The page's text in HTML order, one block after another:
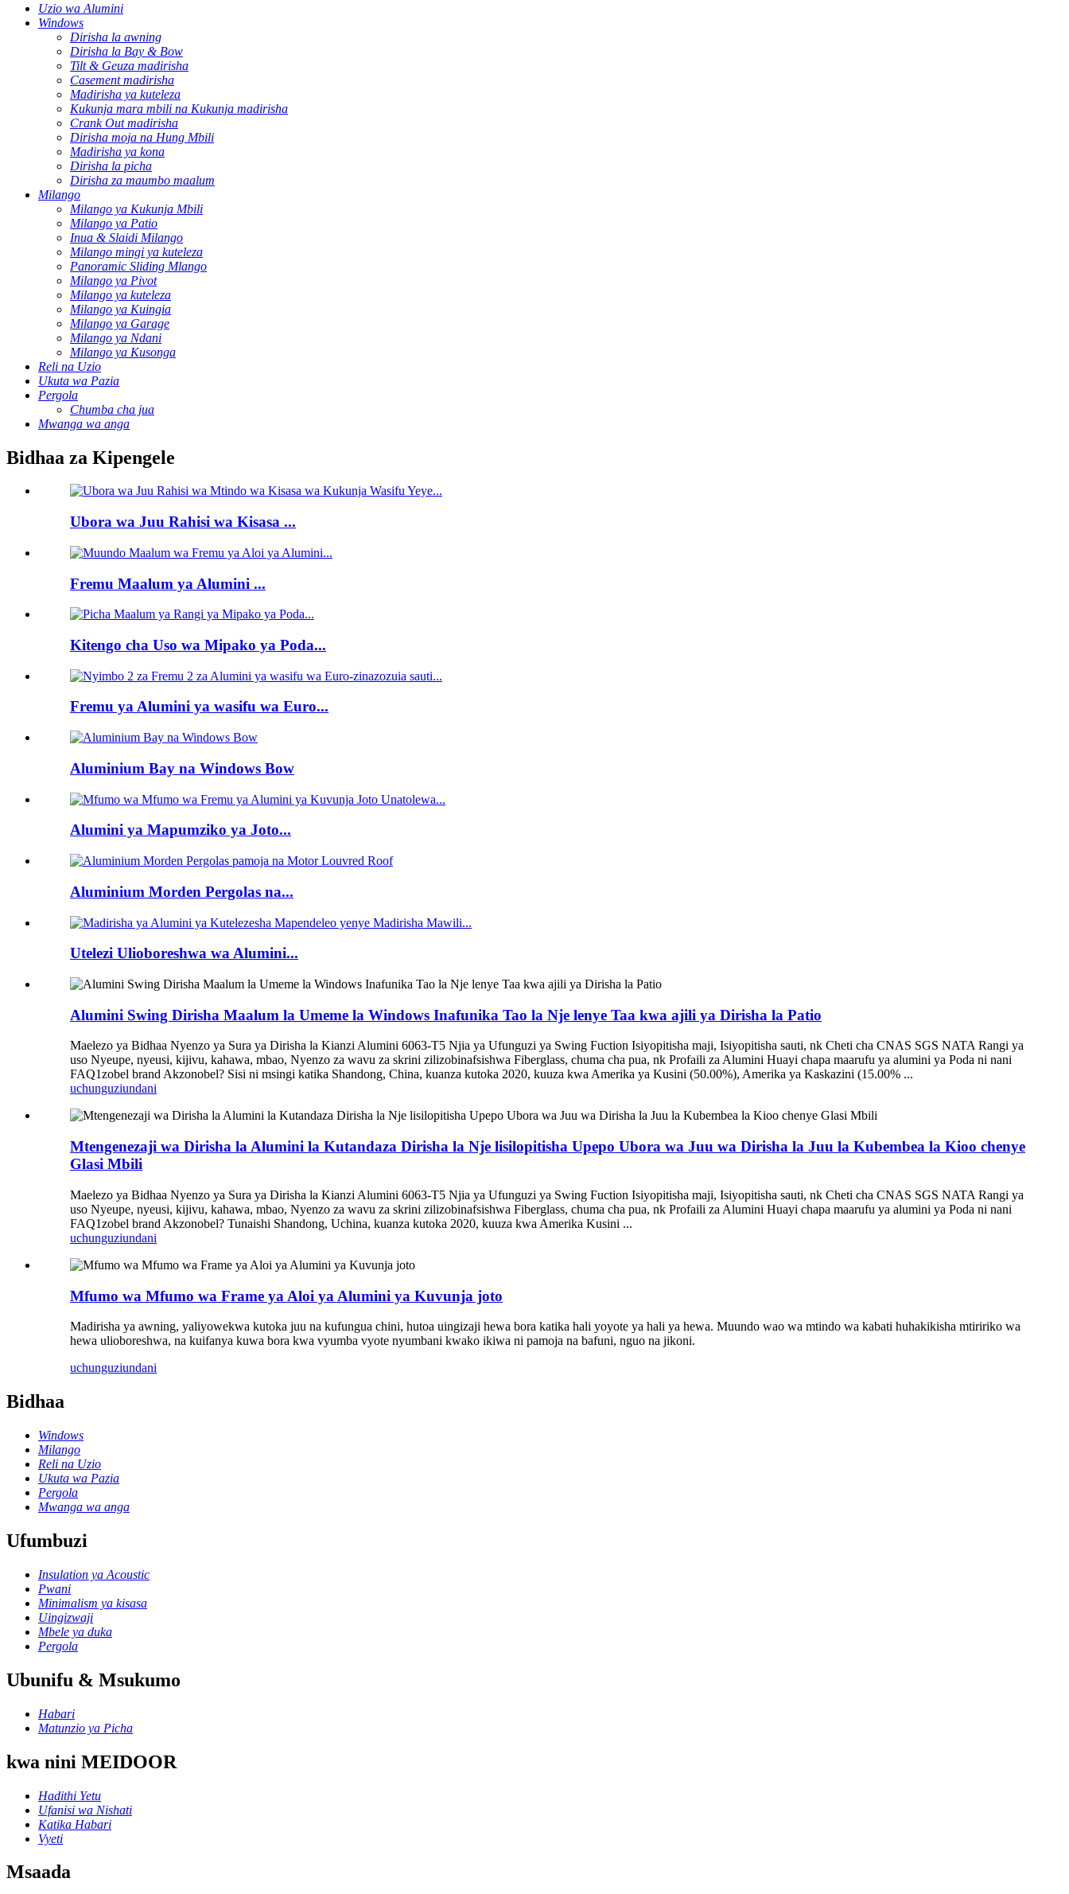
Uzio wa Alumini
Windows
Dirisha la awning
Dirisha la Bay & Bow
Tilt & Geuza madirisha
Casement madirisha
Madirisha ya kuteleza
Kukunja mara mbili na Kukunja madirisha
Crank Out madirisha
Dirisha moja na Hung Mbili
Madirisha ya kona
Dirisha la picha
Dirisha za maumbo maalum
Milango
Milango ya Kukunja Mbili
Milango ya Patio
Inua & Slaidi Milango
Milango mingi ya kuteleza
Panoramic Sliding Mlango
Milango ya Pivot
Milango ya kuteleza
Milango ya Kuingia
Milango ya Garage
Milango ya Ndani
Milango ya Kusonga
Reli na Uzio
Ukuta wa Pazia
Pergola
Chumba cha jua
Mwanga wa anga
Bidhaa za Kipengele
Ubora wa Juu Rahisi wa Kisasa ...
Fremu Maalum ya Alumini ...
Kitengo cha Uso wa Mipako ya Poda...
Fremu ya Alumini ya wasifu wa Euro...
Aluminium Bay na Windows Bow
Alumini ya Mapumziko ya Joto...
Aluminium Morden Pergolas na...
Utelezi Ulioboreshwa wa Alumini...
Alumini Swing Dirisha Maalum la Umeme la Windows Inafunika Tao la Nje lenye Taa kwa ajili ya Dirisha la Patio
Maelezo ya Bidhaa Nyenzo ya Sura ya Dirisha la Kianzi Alumini 6063-T5 Njia ya Ufunguzi ya Swing Fuction Isiyopitisha maji, Isiyopitisha sauti, nk Cheti cha CNAS SGS NATA Rangi ya
uso Nyeupe, nyeusi, kijivu, kahawa, mbao, Nyenzo za wavu za skrini zilizobinafsishwa Fiberglass, chuma cha pua, nk Profaili za Alumini Huayi chapa maarufu ya alumini ya Poda ni nani
FAQ1zobel brand Akzonobel? Sisi ni msingi katika Shandong, China, kuanza kutoka 2020, kuuza kwa Amerika ya Kusini (50.00%), Amerika ya Kaskazini (15.00% ...
uchunguziundani
Mtengenezaji wa Dirisha la Alumini la Kutandaza Dirisha la Nje lisilopitisha Upepo Ubora wa Juu wa Dirisha la Juu la Kubembea la Kioo chenye
Glasi Mbili
Maelezo ya Bidhaa Nyenzo ya Sura ya Dirisha la Kianzi Alumini 6063-T5 Njia ya Ufunguzi ya Swing Fuction Isiyopitisha maji, Isiyopitisha sauti, nk Cheti cha CNAS SGS NATA Rangi ya
uso Nyeupe, nyeusi, kijivu, kahawa, mbao, Nyenzo za wavu za skrini zilizobinafsishwa Fiberglass, chuma cha pua, nk Profaili za Alumini Huayi chapa maarufu ya alumini ya Poda ni nani
FAQ1zobel brand Akzonobel? Tunaishi Shandong, Uchina, kuanza kutoka 2020, kuuza kwa Amerika Kusini ...
uchunguziundani
Mfumo wa Mfumo wa Frame ya Aloi ya Alumini ya Kuvunja joto
Madirisha ya awning, yaliyowekwa kutoka juu na kufungua chini, hutoa uingizaji hewa bora katika hali yoyote ya hali ya hewa. Muundo wao wa mtindo wa kabati huhakikisha mtiririko wa
hewa ulioboreshwa, na kuifanya kuwa bora kwa vyumba vyote nyumbani kwako ikiwa ni pamoja na bafuni, nguo na jikoni.
uchunguziundani
Bidhaa
Windows
Milango
Reli na Uzio
Ukuta wa Pazia
Pergola
Mwanga wa anga
Ufumbuzi
Insulation ya Acoustic
Pwani
Minimalism ya kisasa
Uingizwaji
Mbele ya duka
Pergola
Ubunifu & Msukumo
Habari
Matunzio ya Picha
kwa nini MEIDOOR
Hadithi Yetu
Ufanisi wa Nishati
Katika Habari
Vyeti
Msaada